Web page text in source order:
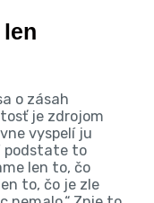
o zásah
je zdrojom
vyspelí ju
podstate to
len to, čo
to, čo je zle